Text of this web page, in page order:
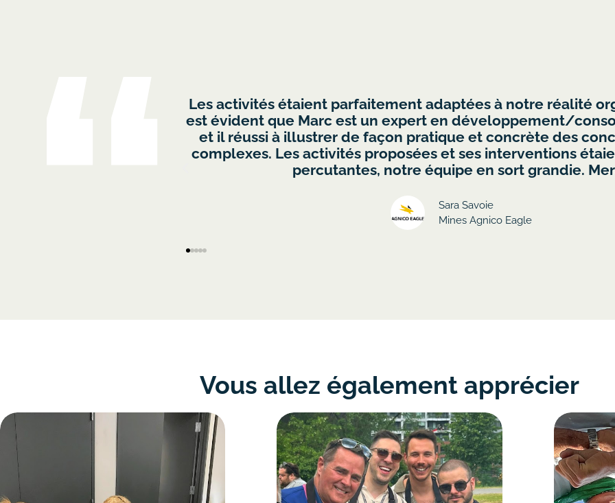
"L'activité de la Rampe nous a unis et à permis
employés provenant de différents départements. Ils n'ont
travailler ensemble. L'équipe entière a réellement apprécié
sommes très heureux d'avoir choisi Team Building
évènement."
Ximena Hernandez
Spécialiste en traiteur, Air Canada
Vous allez également apprécier